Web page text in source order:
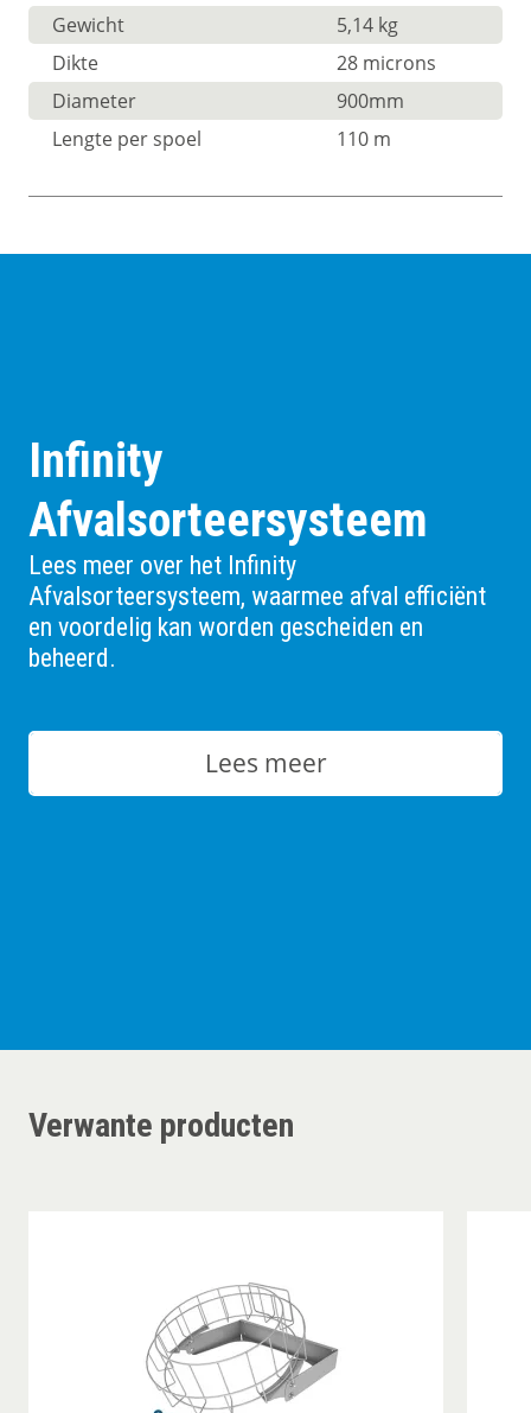
Gewicht
5,14 kg
Dikte
28 microns
Diameter
900mm
Lengte per spoel
110 m
Infinity
Afvalsorteersysteem
Lees meer over het Infinity
Afvalsorteersysteem, waarmee afval efficiënt
en voordelig kan worden gescheiden en
beheerd.
Lees meer
Verwante producten